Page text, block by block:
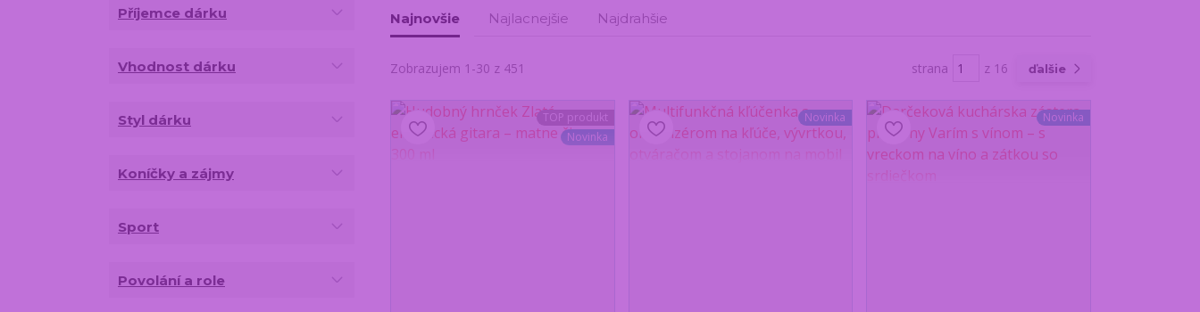
Najnovšie Najlacnejšie Najdrahšie
Zobrazujem 1-30 z 451 strana z 16 ďalšie
TOP produkt
Novinka
Novinka Novinka
Příjemce dárku
Vhodnost dárku
Styl dárku
Koníčky a zájmy
Sport
Povolání a role